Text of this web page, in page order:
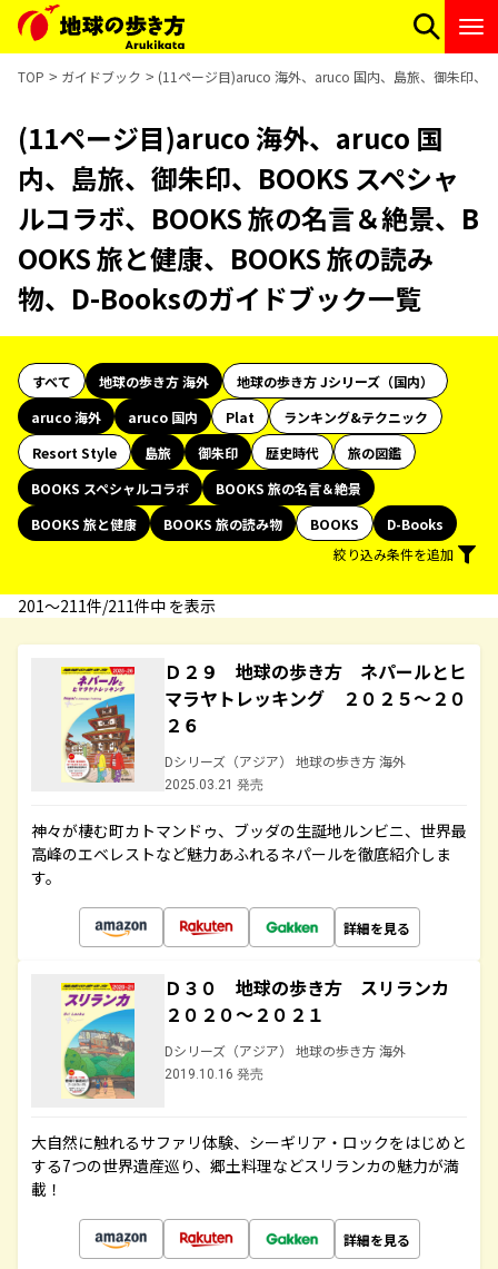
TOP ガイドブック (11ページ目)aruco 海外、aruco 国内、島旅、御朱印、
(11ページ目)aruco 海外、aruco 国
内、島旅、御朱印、BOOKS スペシャ
ルコラボ、BOOKS 旅の名言＆絶景、B
OOKS 旅と健康、BOOKS 旅の読み
物、D-Booksのガイドブック一覧
すべて 地球の歩き方 海外
地球の歩き方 Jシリーズ（国内）
aruco 海外
aruco 国内 Plat
ランキング&テクニック
Resort Style
島旅 御朱印 歴史時代
旅の図鑑
BOOKS スペシャルコラボ
BOOKS 旅の名言＆絶景
BOOKS 旅と健康
BOOKS 旅の読み物 BOOKS
D-Books
絞り込み条件を追加
201〜211件/211件中 を表示
Ｄ２９ 地球の歩き方 ネパールとヒ
マラヤトレッキング ２０２５～２０
２６
Dシリーズ（アジア） 地球の歩き方 海外
2025.03.21 発売
神々が棲む町カトマンドゥ、ブッダの生誕地ルンビニ、世界最
高峰のエベレストなど魅力あふれるネパールを徹底紹介しま
す。
詳細を見る
Ｄ３０ 地球の歩き方 スリランカ
２０２０～２０２１
Dシリーズ（アジア） 地球の歩き方 海外
2019.10.16 発売
大自然に触れるサファリ体験、シーギリア・ロックをはじめと
する7つの世界遺産巡り、郷土料理などスリランカの魅力が満
載！
詳細を見る